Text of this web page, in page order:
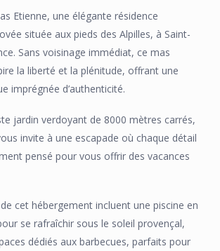
Etienne, une élégante résidence
située aux pieds des Alpilles, à Saint-
Sans voisinage immédiat, ce mas
la liberté et la plénitude, offrant une
imprégnée d’authenticité.
jardin verdoyant de 8000 mètres carrés,
invite à une escapade où chaque détail
pensé pour vous offrir des vacances
cet hébergement incluent une piscine en
se rafraîchir sous le soleil provençal,
dédiés aux barbecues, parfaits pour